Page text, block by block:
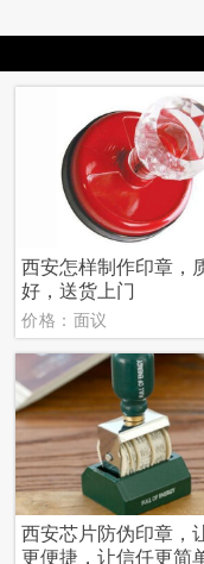
西安怎样制作印章，
好，送货上门
价格：面议
西安芯片防伪印章，
更便捷，让信任更简